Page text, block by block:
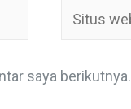
Situs
saya berikutnya.